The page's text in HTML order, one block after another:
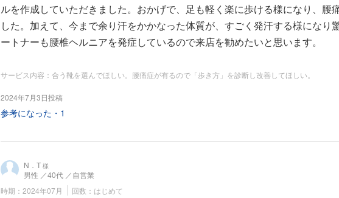
ルを作成していただきました。おかげで、足も軽く楽に歩ける様になり、腰
した。加えて、今まで余り汗をかかなった体質が、すごく発汗する様になり
ートナーも腰椎ヘルニアを発症しているので来店を勧めたいと思います。
サービス内容：合う靴を選んでほしい。腰痛症が有るので「歩き方」を診断し改善してほしい。
2024年7月3日投稿
参考になった・ 1
N．T 様
男性 ／40代 ／自営業
時期：2024年07月
回数：はじめて